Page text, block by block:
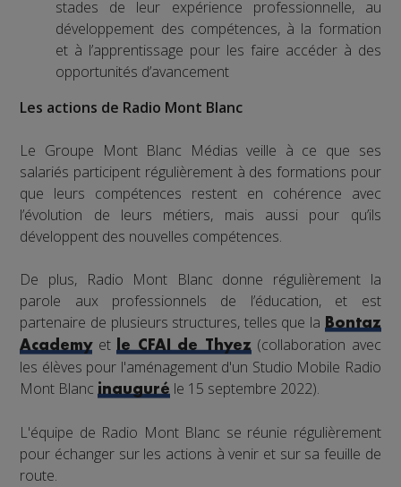
stades de leur expérience professionnelle, au
développement des compétences, à la formation
et à l’apprentissage pour les faire accéder à des
opportunités d’avancement
Les actions de Radio Mont Blanc
Le Groupe Mont Blanc Médias veille à ce que ses
salariés participent régulièrement à des formations pour
que leurs compétences restent en cohérence avec
l’évolution de leurs métiers, mais aussi pour qu’ils
développent des nouvelles compétences.
De plus, Radio Mont Blanc donne régulièrement la
parole aux professionnels de l’éducation, et est
partenaire de plusieurs structures, telles que la
Bontaz
Academyet le CFAI de Thyez(collaboration avec
les élèves pour l'aménagement d'un Studio Mobile Radio
Mont Blancinauguré le 15 septembre 2022).
L'équipe de Radio Mont Blanc se réunie régulièrement
pour échanger sur les actions à venir et sur sa feuille de
route.